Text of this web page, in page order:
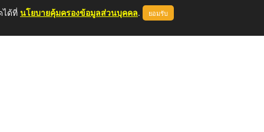
ได้ที่ นโยบายคุ้มครองข้อมูลส่วนบุคคล. ยอมรับ